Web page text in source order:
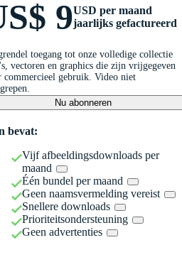
9USD per maand
jaarlijks gefactureerd
toegang tot onze volledige collectie
vectoren en graphics die zijn vrijgegeven
commercieel gebruik. Video niet
Nu abonneren
bevat:
Vijf afbeeldingsdownloads per
maand
Één bundel per maand
Geen naamsvermelding vereist
Snellere downloads
Prioriteitsondersteuning
Geen advertenties